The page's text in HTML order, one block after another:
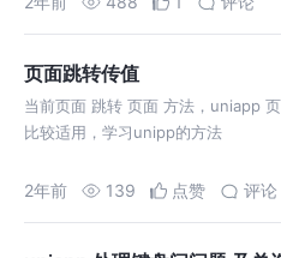
页面跳转传值
当前页面 跳转 页面 方法，uniapp
比较适用，学习unipp的方法
2年前 139 点赞 评论